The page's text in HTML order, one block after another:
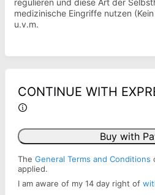
regulieren und diese Art der
medizinische Eingriffe nutzen
u.v.m.
CONTINUE WITH
Buy with
The General Terms and Conditions
applied.
I am aware of my 14 day right of